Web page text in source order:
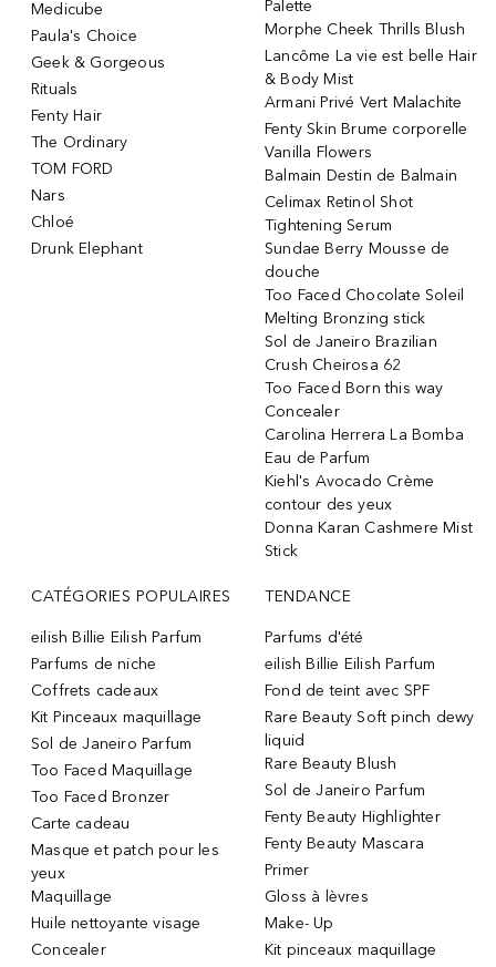
Medicube
Paula's Choice
Geek & Gorgeous
Rituals
Fenty Hair
The Ordinary
TOM FORD
Nars
Chloé
Drunk Elephant
Palette
Morphe Cheek Thrills Blush
Lancôme La vie est belle Hair
& Body Mist
Armani Privé Vert Malachite
Fenty Skin Brume corporelle
Vanilla Flowers
Balmain Destin de Balmain
Celimax Retinol Shot
Tightening Serum
Sundae Berry Mousse de
douche
Too Faced Chocolate Soleil
Melting Bronzing stick
Sol de Janeiro Brazilian
Crush Cheirosa 62
Too Faced Born this way
Concealer
Carolina Herrera La Bomba
Eau de Parfum
Kiehl's Avocado Crème
contour des yeux
Donna Karan Cashmere Mist
Stick
CATÉGORIES POPULAIRES
eilish Billie Eilish Parfum
Parfums de niche
Coffrets cadeaux
Kit Pinceaux maquillage
Sol de Janeiro Parfum
Too Faced Maquillage
Too Faced Bronzer
Carte cadeau
Masque et patch pour les
yeux
Maquillage
Huile nettoyante visage
Concealer
TENDANCE
Parfums d'été
eilish Billie Eilish Parfum
Fond de teint avec SPF
Rare Beauty Soft pinch dewy
liquid
Rare Beauty Blush
Sol de Janeiro Parfum
Fenty Beauty Highlighter
Fenty Beauty Mascara
Primer
Gloss à lèvres
Make- Up
Kit pinceaux maquillage